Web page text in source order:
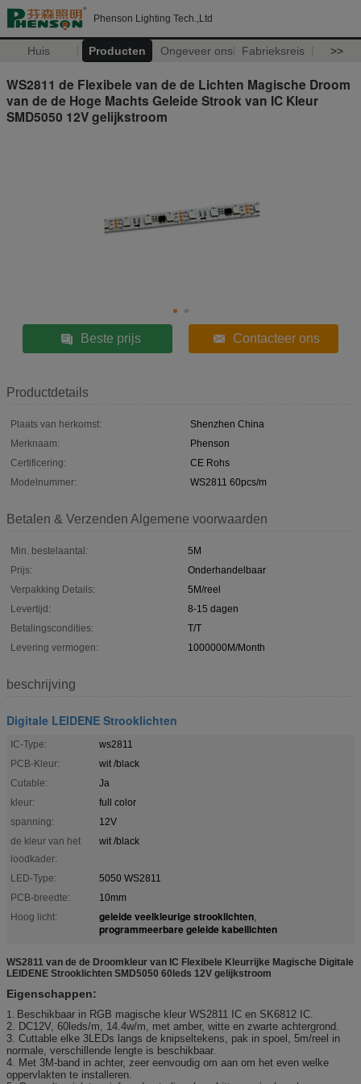
Phenson Lighting Tech.,Ltd
Huis Producten Ongeveer ons Fabrieksreis >>
WS2811 de Flexibele van de de Lichten Magische Droom
van de de Hoge Machts Geleide Strook van IC Kleur
SMD5050 12V gelijkstroom
Beste prijs Contacteer ons
Productdetails
Plaats van herkomst:
Shenzhen China
Merknaam:
Phenson
Certificering:
CE Rohs
Modelnummer:
WS2811 60pcs/m
Betalen & Verzenden Algemene voorwaarden
Min. bestelaantal:
5M
Prijs:
Onderhandelbaar
Verpakking Details:
5M/reel
Levertijd:
8-15 dagen
Betalingscondities:
T/T
Levering vermogen:
1000000M/Month
beschrijving
Digitale LEIDENE Strooklichten
IC-Type:
ws2811
PCB-Kleur:
wit /black
Cutable:
Ja
kleur:
full color
spanning:
12V
de kleur van het
loodkader:
wit /black
LED-Type:
5050 WS2811
PCB-breedte:
10mm
Hoog licht:
geleide veelkleurige strooklichten,
programmeerbare geleide kabellichten
WS2811 van de de Droomkleur van IC Flexibele Kleurrijke Magische Digitale
LEIDENE Strooklichten SMD5050 60leds 12V gelijkstroom
Eigenschappen:
1. Beschikbaar in RGB magische kleur WS2811 IC en SK6812 IC.
2. DC12V, 60leds/m, 14.4w/m, met amber, witte en zwarte achtergrond.
3. Cuttable elke 3LEDs langs de knipseltekens, pak in spoel, 5m/reel in
normale, verschillende lengte is beschikbaar.
4. Met 3M-band in achter, zeer eenvoudig om aan om het even welke
oppervlakten te installeren.